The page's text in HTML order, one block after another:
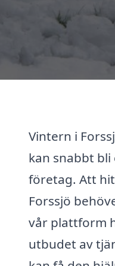
Vintern i
kan snabbt
företag. Att
Forssjö
vår plattform
utbudet av